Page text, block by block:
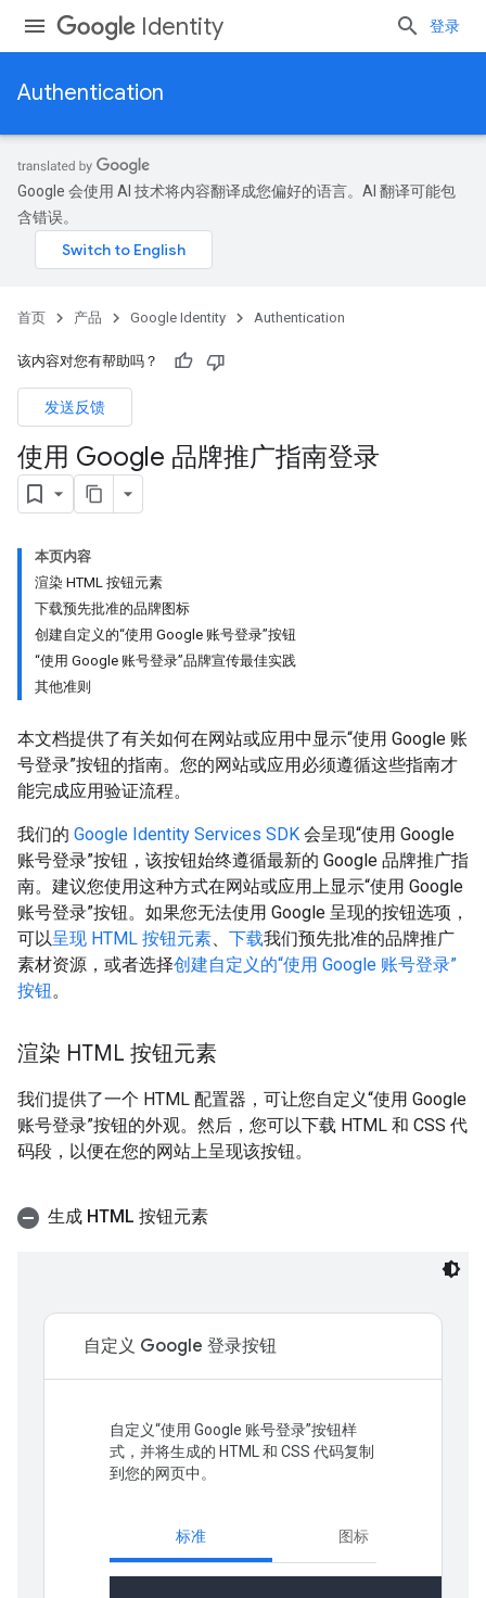
Identity 登录
Authentication
Google 会使用 AI 技术将内容翻译成您偏好的语言。AI 翻译可能包
含错误。
首页 产品 Google Identity Authentication
该内容对您有帮助吗？
发送反馈
使用 Google 品牌推广指南登录
本页内容
渲染 HTML 按钮元素
下载预先批准的品牌图标
创建自定义的“使用 Google 账号登录”按钮
“使用 Google 账号登录”品牌宣传最佳实践
其他准则
本文档提供了有关如何在网站或应用中显示“使用 Google 账
号登录”按钮的指南。您的网站或应用必须遵循这些指南才
能完成应用验证流程。
我们的 Google Identity Services SDK 会呈现“使用 Google
账号登录”按钮，该按钮始终遵循最新的 Google 品牌推广指
南。建议您使用这种方式在网站或应用上显示“使用 Google
账号登录”按钮。如果您无法使用 Google 呈现的按钮选项，
可以呈现 HTML 按钮元素、 下载我们预先批准的品牌推广
素材资源，或者选择创建自定义的“使用 Google 账号登录”
按钮。
渲染 HTML 按钮元素
我们提供了一个 HTML 配置器，可让您自定义“使用 Google
账号登录”按钮的外观。然后，您可以下载 HTML 和 CSS 代
码段，以便在您的网站上呈现该按钮。
生成 HTML 按钮元素